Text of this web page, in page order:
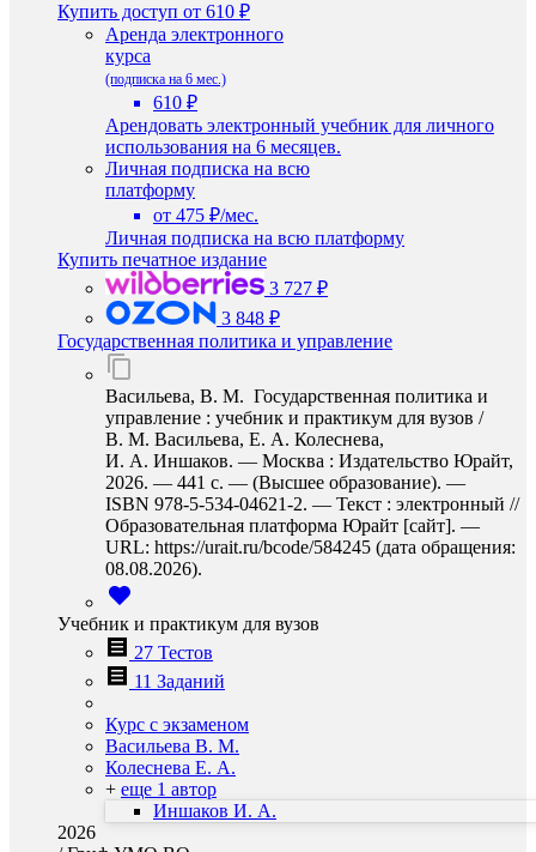
Купить доступ от 610 ₽
Аренда электронного
курса
(подписка на 6 мес.)
610 ₽
Арендовать электронный учебник для личного
использования на 6 месяцев.
Личная подписка на всю
платформу
от 475 ₽/мес.
Личная подписка на всю платформу
Купить печатное издание
3 727 ₽
3 848 ₽
Государственная политика и управление
Васильева, В. М. Государственная политика и
управление : учебник и практикум для вузов /
В. М. Васильева, Е. А. Колеснева,
И. А. Иншаков. — Москва : Издательство Юрайт,
2026. — 441 с. — (Высшее образование). —
ISBN 978-5-534-04621-2. — Текст : электронный //
Образовательная платформа Юрайт [сайт]. —
URL: https://urait.ru/bcode/584245 (дата обращения:
08.08.2026).
Учебник и практикум для вузов
27 Тестов
11 Заданий
Курс с экзаменом
Васильева В. М.
Колеснева Е. А.
+ еще 1 автор
Иншаков И. А.
2026